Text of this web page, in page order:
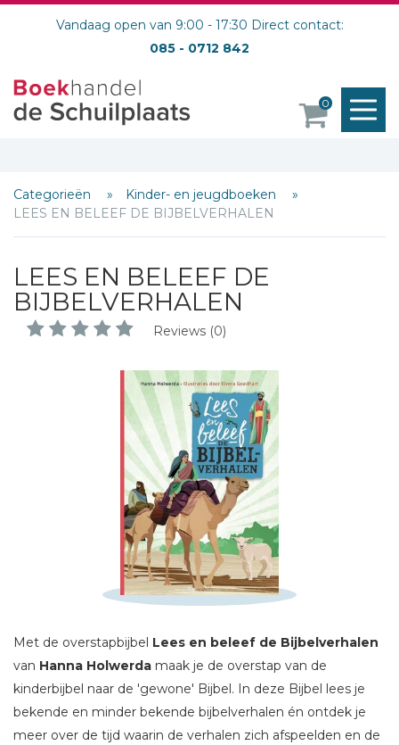
Vandaag open van 9:00 - 17:30 Direct contact:
085 - 0712 842
0
Categorieën
Kinder- en jeugdboeken
LEES EN BELEEF DE BIJBELVERHALEN
LEES EN BELEEF DE
BIJBELVERHALEN
Reviews (0)
Met de overstapbijbel Lees en beleef de Bijbelverhalen
van Hanna Holwerda maak je de overstap van de
kinderbijbel naar de 'gewone' Bijbel. In deze Bijbel lees je
bekende en minder bekende bijbelverhalen én ontdek je
meer over de tijd waarin de verhalen zich afspeelden en de
Schrijf hieronder je review!
Sterren
E-mail *
Titel *